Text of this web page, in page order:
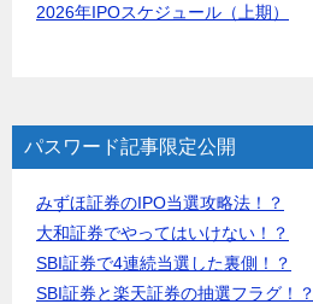
2026年IPOスケジュール（上期）
パスワード記事限定公開
みずほ証券のIPO当選攻略法！？
大和証券でやってはいけない！？
SBI証券で4連続当選した裏側！？
SBI証券と楽天証券の抽選フラグ！？